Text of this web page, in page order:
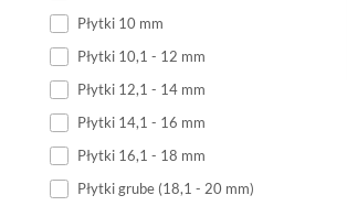
Płytki 10 mm
Płytki 10,1 - 12 mm
Płytki 12,1 - 14 mm
Płytki 14,1 - 16 mm
Płytki 16,1 - 18 mm
Płytki grube (18,1 - 20 mm)